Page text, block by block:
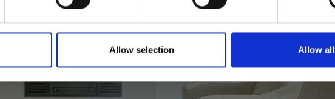
Allow selection Allow all
Provalo sul simulatore